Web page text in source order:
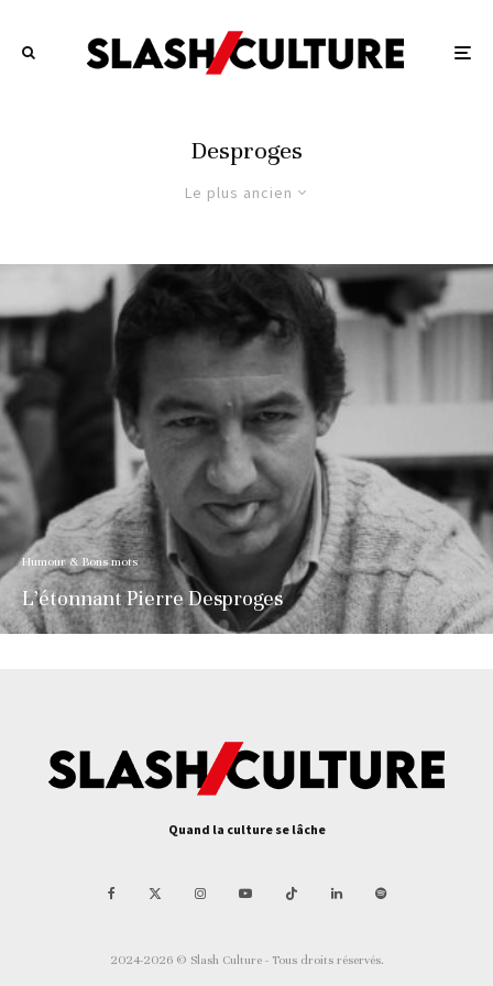
Desproges
Le plus ancien
Humour & Bons mots
L’étonnant Pierre Desproges
Quand la culture se lâche
2024-2026 © Slash Culture - Tous droits réservés.